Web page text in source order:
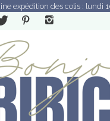
expédition des colis : lundi